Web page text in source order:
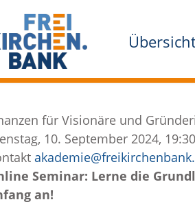
für Visionäre und
10. September 2024,
Seminar: Lerne die
an!